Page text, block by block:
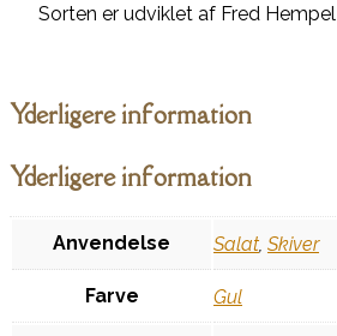
Sorten er udviklet af Fred Hempel
Yderligere information
Yderligere information
Anvendelse Salat, Skiver
Farve Gul